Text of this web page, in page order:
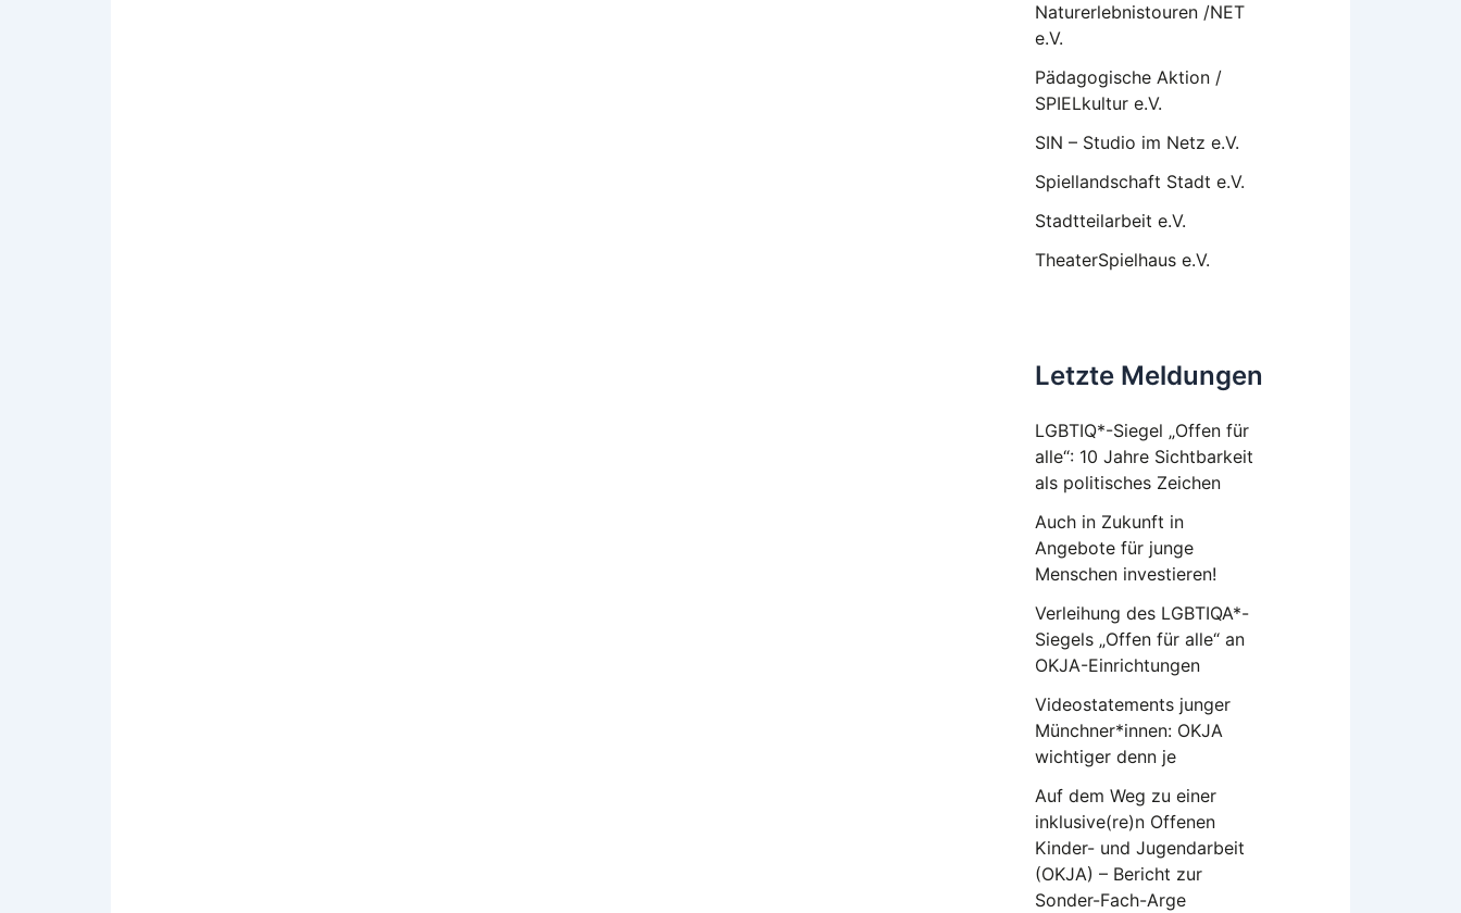
Naturerlebnistouren /NET
e.V.
Pädagogische Aktion /
SPIELkultur e.V.
SIN – Studio im Netz e.V.
Spiellandschaft Stadt e.V.
Stadtteilarbeit e.V.
TheaterSpielhaus e.V.
Letzte Meldungen
LGBTIQ*-Siegel „Offen für
alle“: 10 Jahre Sichtbarkeit
als politisches Zeichen
Auch in Zukunft in
Angebote für junge
Menschen investieren!
Verleihung des LGBTIQA*-
Siegels „Offen für alle“ an
OKJA-Einrichtungen
Videostatements junger
Münchner*innen: OKJA
wichtiger denn je
Auf dem Weg zu einer
inklusive(re)n Offenen
Kinder- und Jugendarbeit
(OKJA) – Bericht zur
Sonder-Fach-Arge